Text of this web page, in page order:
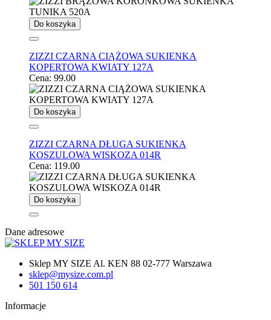
Do koszyka
ZIZZI CZARNA CIĄŻOWA SUKIENKA
KOPERTOWA KWIATY 127A
Cena: 99.00
Do koszyka
ZIZZI CZARNA DŁUGA SUKIENKA
KOSZULOWA WISKOZA 014R
Cena: 119.00
Do koszyka
Dane adresowe
Sklep MY SIZE Al. KEN 88 02-777 Warszawa
sklep@mysize.com.pl
501 150 614
Informacje